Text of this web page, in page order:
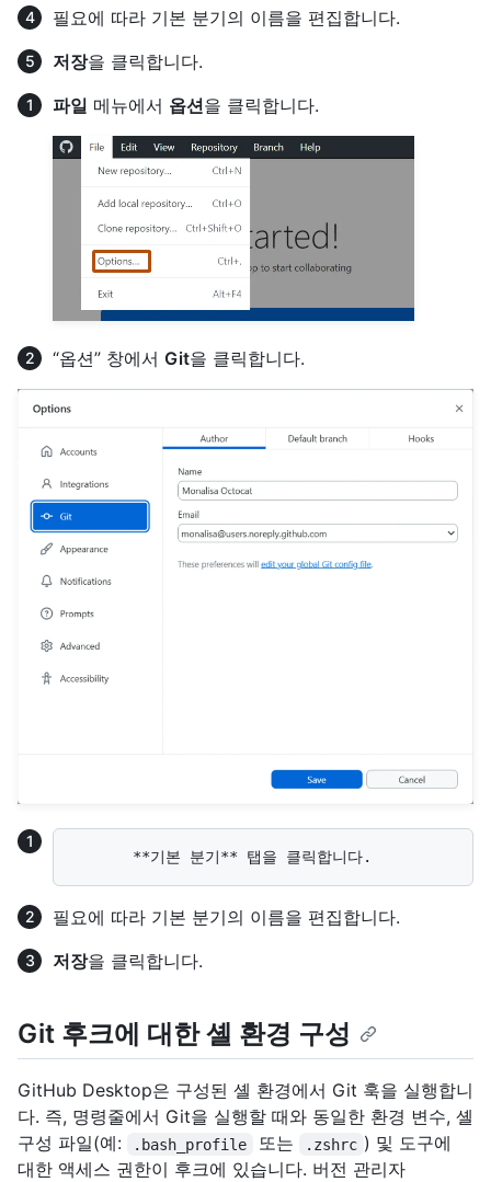
필요에 따라 기본 분기의 이름을 편집합니다.
저장을 클릭합니다.
파일 메뉴에서 옵션을 클릭합니다.
“옵션” 창에서 Git을 클릭합니다.
필요에 따라 기본 분기의 이름을 편집합니다.
저장을 클릭합니다.
Git 후크에 대한 셸 환경 구성
GitHub Desktop은 구성된 셸 환경에서 Git 훅을 실행합니
다. 즉, 명령줄에서 Git을 실행할 때와 동일한 환경 변수, 셸
구성 파일(예:
.bash_profile 또는 .zshrc ) 및 도구에
대한 액세스 권한이 후크에 있습니다. 버전 관리자